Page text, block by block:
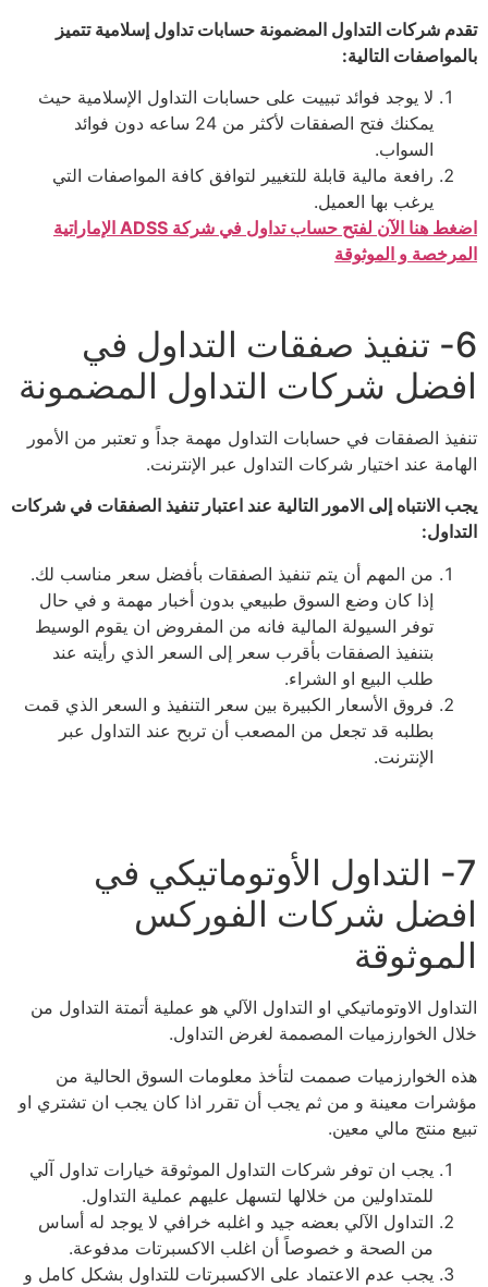
تقدم شركات التداول المضمونة حسابات تداول إسلامية تتميز
بالمواصفات التالية:
لا يوجد فوائد تبييت على حسابات التداول الإسلامية حيث
يمكنك فتح الصفقات لأكثر من 24 ساعه دون فوائد
السواب.
رافعة مالية قابلة للتغيير لتوافق كافة المواصفات التي
يرغب بها العميل.
اضغط هنا الآن لفتح حساب تداول في شركة ADSS الإماراتية
المرخصة و الموثوقة
6- تنفيذ صفقات التداول في
افضل شركات التداول المضمونة
تنفيذ الصفقات في حسابات التداول مهمة جداً و تعتبر من الأمور
الهامة عند اختيار شركات التداول عبر الإنترنت.
يجب الانتباه إلى الامور التالية عند اعتبار تنفيذ الصفقات في شركات
التداول:
من المهم أن يتم تنفيذ الصفقات بأفضل سعر مناسب لك.
إذا كان وضع السوق طبيعي بدون أخبار مهمة و في حال
توفر السيولة المالية فانه من المفروض ان يقوم الوسيط
بتنفيذ الصفقات بأقرب سعر إلى السعر الذي رأيته عند
طلب البيع او الشراء.
فروق الأسعار الكبيرة بين سعر التنفيذ و السعر الذي قمت
بطلبه قد تجعل من المصعب أن تربح عند التداول عبر
الإنترنت.
7- التداول الأوتوماتيكي في
افضل شركات الفوركس
الموثوقة
التداول الاوتوماتيكي او التداول الآلي هو عملية أتمتة التداول من
خلال الخوارزميات المصممة لغرض التداول.
هذه الخوارزميات صممت لتأخذ معلومات السوق الحالية من
مؤشرات معينة و من ثم يجب أن تقرر اذا كان يجب ان تشتري او
تبيع منتج مالي معين.
يجب ان توفر شركات التداول الموثوقة خيارات تداول آلي
للمتداولين من خلالها لتسهل عليهم عملية التداول.
التداول الآلي بعضه جيد و اغلبه خرافي لا يوجد له أساس
من الصحة و خصوصاً أن اغلب الاكسبرتات مدفوعة.
يجب عدم الاعتماد على الاكسبرتات للتداول بشكل كامل و